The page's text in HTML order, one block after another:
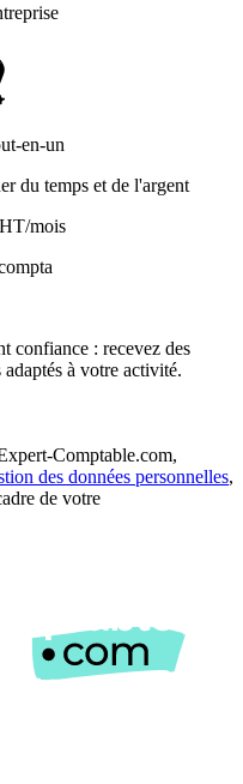
en-un
du temps et de l'argent
mois
confiance : recevez des
à votre activité.
Comptable.com,
des données personnelles,
de votre